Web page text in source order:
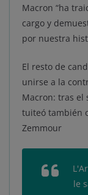
Macron “ha
cargo y
por nuestra
El resto de
unirse a la
Macron: tras el
tuiteó también
Zemmour
le